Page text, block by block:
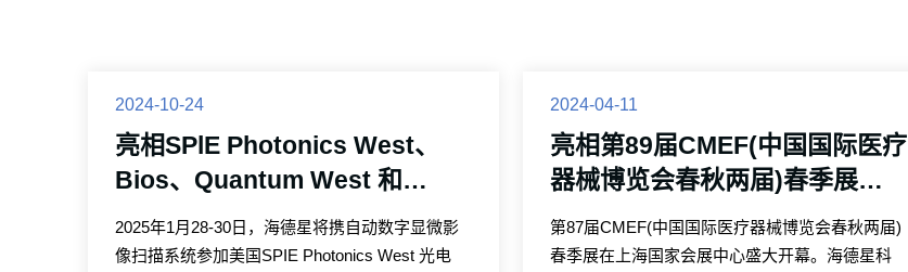
2024-10-24
亮相SPlE Photonics West、
Bios、Quantum West 和
ARIVRIMR展 2025年1月28-30
日
2025年1月28-30日，海德星将携自动数字显微影
像扫描系统参加美国SPIE Photonics West 光电
2024-04-11
亮相第89届CMEF(中国国际医疗
器械博览会春秋两届)春季展会
2024年4月11-14日
第87届CMEF(中国国际医疗器械博览会春秋两届)
春季展在上海国家会展中心盛大开幕。海德星科